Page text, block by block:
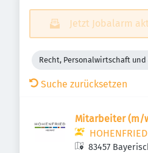
Jetzt Jobalarm
Recht, Personalwirtschaft und
Suche zurücksetzen
Mitarbeiter (m/
83457